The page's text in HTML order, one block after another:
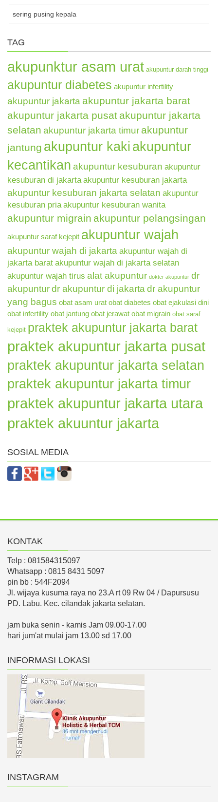
sering pusing kepala
TAG
akupunktur asam urat akupuntur darah tinggi
akupuntur diabetes akupuntur infertility
akupuntur jakarta akupuntur jakarta barat
akupuntur jakarta pusat akupuntur jakarta
selatan akupuntur jakarta timur akupuntur
jantung akupuntur kakiakupuntur
kecantikan akupuntur kesuburan akupuntur
kesuburan di jakarta akupuntur kesuburan jakarta
akupuntur kesuburan jakarta selatan akupuntur
kesuburan pria akupuntur kesuburan wanita
akupuntur migrain akupuntur pelangsingan
akupuntur saraf kejepit akupuntur wajah
akupuntur wajah di jakarta akupuntur wajah di
jakarta barat akupuntur wajah di jakarta selatan
akupuntur wajah tirus alat akupuntur dokter akupuntur dr
akupunturdr akupuntur di jakarta dr akupuntur
yang bagus obat asam urat obat diabetes obat ejakulasi dini
obat infertility obat jantung obat jerawat obat migrain obat saraf
kejepit praktek akupuntur jakarta barat
praktek akupuntur jakarta pusat
praktek akupuntur jakarta selatan
praktek akupuntur jakarta timur
praktek akupuntur jakarta utara
praktek akuuntur jakarta
SOSIAL MEDIA
KONTAK
Telp : 081584315097
Whatsapp : 0815 8431 5097
pin bb : 544F2094
Jl. wijaya kusuma raya no 23.A rt 09 Rw 04 / Dapursusu
PD. Labu. Kec. cilandak jakarta selatan.
jam buka senin - kamis Jam 09.00-17.00
hari jum'at mulai jam 13.00 sd 17.00
INFORMASI LOKASI
INSTAGRAM